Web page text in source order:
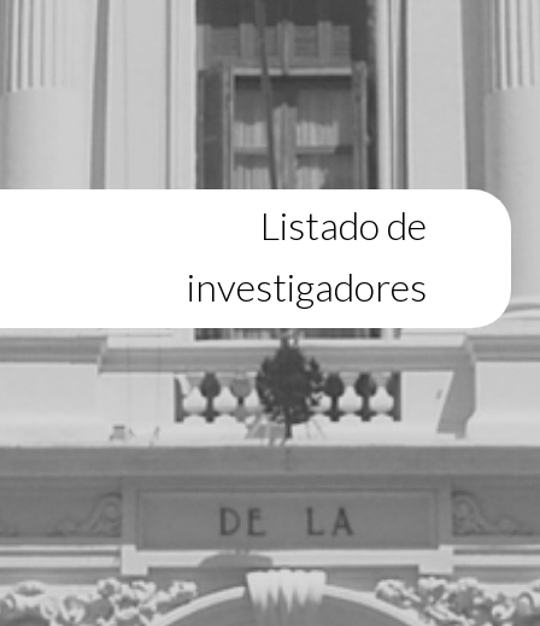
Listado de
investigadores